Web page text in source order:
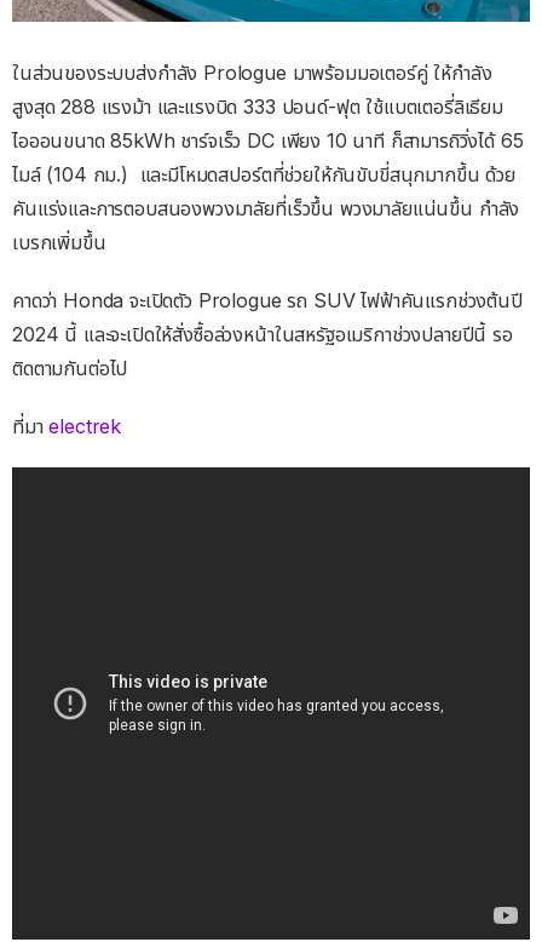
ในส่วนของระบบส่งกำลัง Prologue มาพร้อมมอเตอร์คู่ ให้กำลัง
สูงสุด 288 แรงม้า และแรงบิด 333 ปอนด์-ฟุต ใช้แบตเตอรี่ลิเธียม
ไอออนขนาด 85kWh ชาร์จเร็ว DC เพียง 10 นาที ก็สามารถิวิ่งได้ 65
ไมล์ (104 กม.) และมีโหมดสปอร์ตที่ช่วยให้กันขับขี่สนุกมากขึ้น ด้วย
คันแร่งและการตอบสนองพวงมาลัยที่เร็วขึ้น พวงมาลัยแน่นขึ้น กำลัง
เบรกเพิ่มขึ้น
คาดว่า Honda จะเปิดตัว Prologue รถ SUV ไฟฟ้าคันแรกช่วงต้นปี
2024 นี้ และจะเปิดให้สั่งซื้อล่วงหน้าในสหรัฐอเมริกาช่วงปลายปีนี้ รอ
ติดตามกันต่อไป
ที่มาelectrek